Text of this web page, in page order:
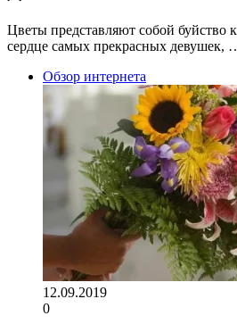
Цветы представляют собой буйство
сердце самых прекрасных девушек,
Обзор интернета
12.09.2019
0